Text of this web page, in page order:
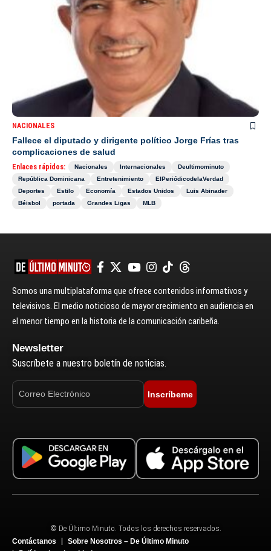
NACIONALES
Fallece el diputado y dirigente político Jorge Frías tras
complicaciones de salud
Enlaces rápidos: Nacionales Internacionales
Deultimominuto
República Dominicana
Entretenimiento
ElPeriódicodelaVerdad
Deportes
Estilo Economía Estados Unidos
Luis Abinader
Béisbol
portada Grandes Ligas MLB
Somos una multiplataforma que ofrece contenidos informativos y
televisivos. El medio noticioso de mayor crecimiento en audiencia en
el menor tiempo en la historia de la comunicación caribeña.
Newsletter
Suscríbete a nuestro boletín de noticias.
Inscríbeme
© De Último Minuto. Todos los derechos reservados.
Contáctanos
Sobre Nosotros – De Último Minuto